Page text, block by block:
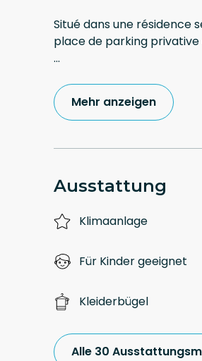
Situé dans une résidence
...
Mehr anzeigen
Ausstattung
Klimaanlage
Für Kinder geeignet
Kleiderbügel
Alle 30